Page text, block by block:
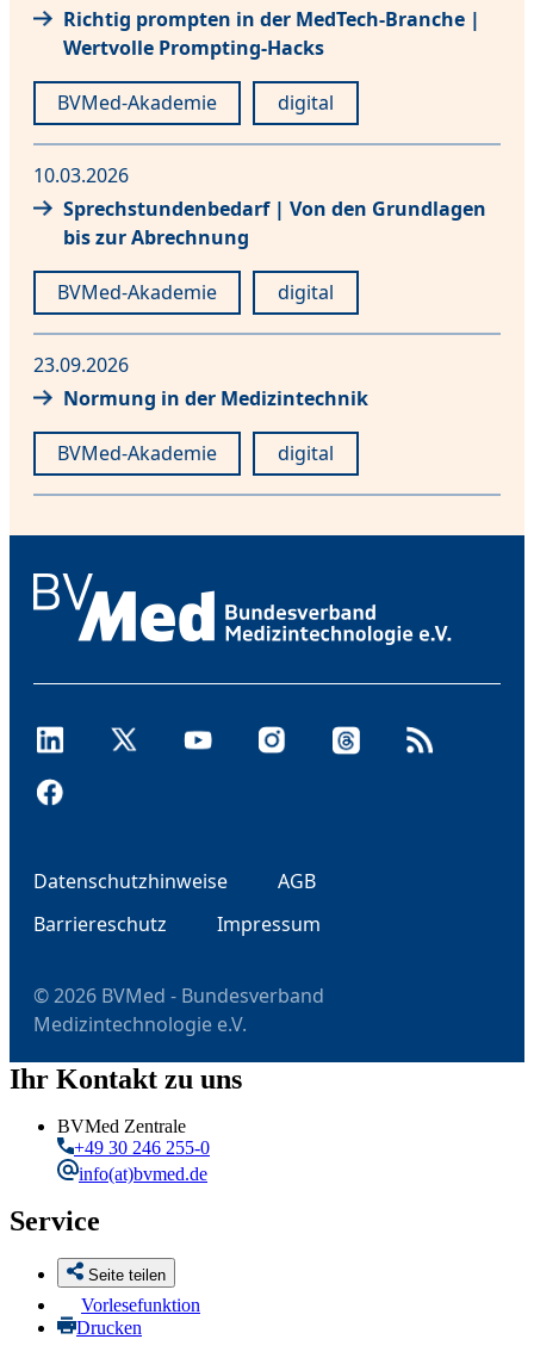
Richtig prompten in der MedTech-Branche |
Wertvolle Prompting-Hacks
BVMed-Akademie digital
10.03.2026
Sprechstundenbedarf | Von den Grundlagen
bis zur Abrechnung
BVMed-Akademie digital
23.09.2026
Normung in der Medizintechnik
BVMed-Akademie digital
Datenschutzhinweise
AGB
Barriereschutz
Impressum
© 2026 BVMed - Bundesverband
Medizintechnologie e.V.
Ihr Kontakt zu uns
BVMed Zentrale
+49 30 246 255-0
info(at)bvmed.de
Service
Seite teilen
Vorlesefunktion
Drucken